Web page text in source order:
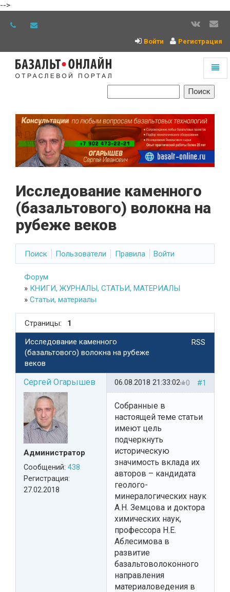
-->
Войти Регистрация
Исследование каменного
(базальтового) волокна на
рубеже веков
Поиск Пользователи Правила Войти
Форум
» КНИГИ, ЖУРНАЛЫ, СТАТЬИ, МАТЕРИАЛЫ
» Статьи, материалы
Страницы: 1
RSS
Исследование каменного
(базальтового) волокна на рубеже
веков
Сергей Огарышев
Администратор
Сообщений: 438
Регистрация:
27.02.2018
#1
0
06.08.2018 21:33:02
Собранные в
настоящей теме статьи
имеют цель
подчеркнуть
историческую
значимость вклада их
авторов – кандидата
геолого-
минералогических наук
А.Н. Земцова и доктора
химических наук,
профессора Н.Е.
Аблесимова в
развитие
базальтоволоконного
направления
материаловедения в